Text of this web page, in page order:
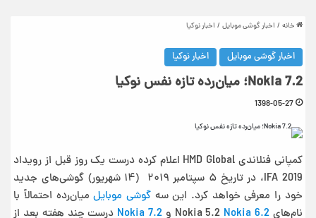
خانه / اخبار گوشی موبایل / اخبار نوکیا
اخبار گوشی موبایل اخبار نوکیا
Nokia 7.2؛ میان‌رده تازه نفس نوکیا
1398-05-27
کمپانی فنلاندی HMD Global اعلام کرده درست یک روز قبل از رویداد
IFA 2019، در تاریخ ۵ سپتامبر ۲۰۱۹ (۱۴ شهریور) گوشی‌های جدید
خود را معرفی خواهد کرد. این سهگوشی موبایلمیان‌رده احتمالاً با
نام‌های Nokia 5.2 Nokia 6.2 و Nokia 7.2 درست چند هفته بعد از